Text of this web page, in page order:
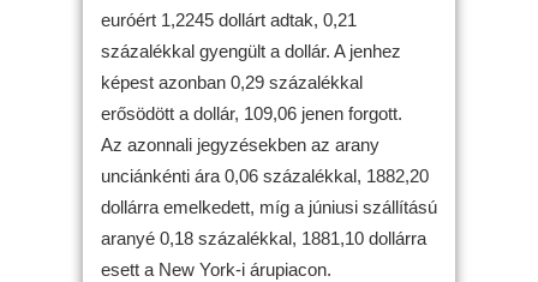
euróért 1,2245 dollárt adtak, 0,21
százalékkal gyengült a dollár. A jenhez
képest azonban 0,29 százalékkal
erősödött a dollár, 109,06 jenen forgott.
Az azonnali jegyzésekben az arany
unciánkénti ára 0,06 százalékkal, 1882,20
dollárra emelkedett, míg a júniusi szállítású
aranyé 0,18 százalékkal, 1881,10 dollárra
esett a New York-i árupiacon.